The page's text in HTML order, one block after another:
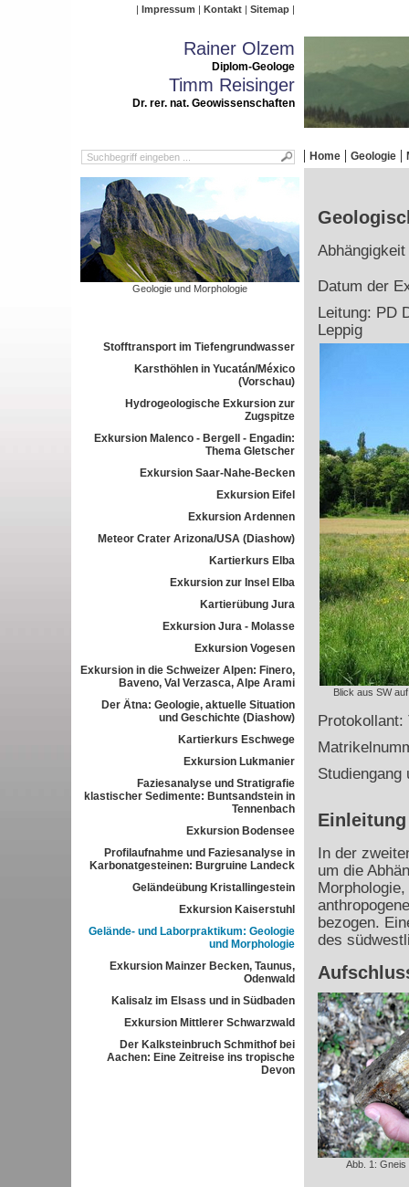
Impressum Kontakt Sitemap
Rainer Olzem
Diplom-Geologe
Timm Reisinger
Dr. rer. nat. Geowissenschaften
Home Geologie
Geologie und Morphologie
Stofftransport im Tiefengrundwasser
Karsthöhlen in Yucatán/México
(Vorschau)
Hydrogeologische Exkursion zur
Zugspitze
Exkursion Malenco - Bergell - Engadin:
Thema Gletscher
Exkursion Saar-Nahe-Becken
Exkursion Eifel
Exkursion Ardennen
Meteor Crater Arizona/USA (Diashow)
Kartierkurs Elba
Exkursion zur Insel Elba
Kartierübung Jura
Exkursion Jura - Molasse
Exkursion Vogesen
Exkursion in die Schweizer Alpen: Finero,
Baveno, Val Verzasca, Alpe Arami
Der Ätna: Geologie, aktuelle Situation
und Geschichte (Diashow)
Kartierkurs Eschwege
Exkursion Lukmanier
Faziesanalyse und Stratigrafie
klastischer Sedimente: Buntsandstein in
Tennenbach
Exkursion Bodensee
Profilaufnahme und Faziesanalyse in
Karbonatgesteinen: Burgruine Landeck
Geländeübung Kristallingestein
Exkursion Kaiserstuhl
Gelände- und Laborpraktikum: Geologie
und Morphologie
Exkursion Mainzer Becken, Taunus,
Odenwald
Kalisalz im Elsass und in Südbaden
Exkursion Mittlerer Schwarzwald
Der Kalksteinbruch Schmithof bei
Aachen: Eine Zeitreise ins tropische
Devon
Datum der
Leitung: PD
Leppig
Blick aus SW
Protokollant:
Einleitung
In der
um die
bezogen.
des
Abb. 1: